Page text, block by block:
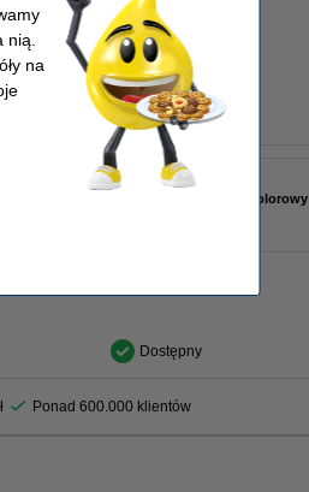
Numer artykułu:
093714
czarny (1x) i kolorowy
Dostępny
Ponad 600.000 klientów
na